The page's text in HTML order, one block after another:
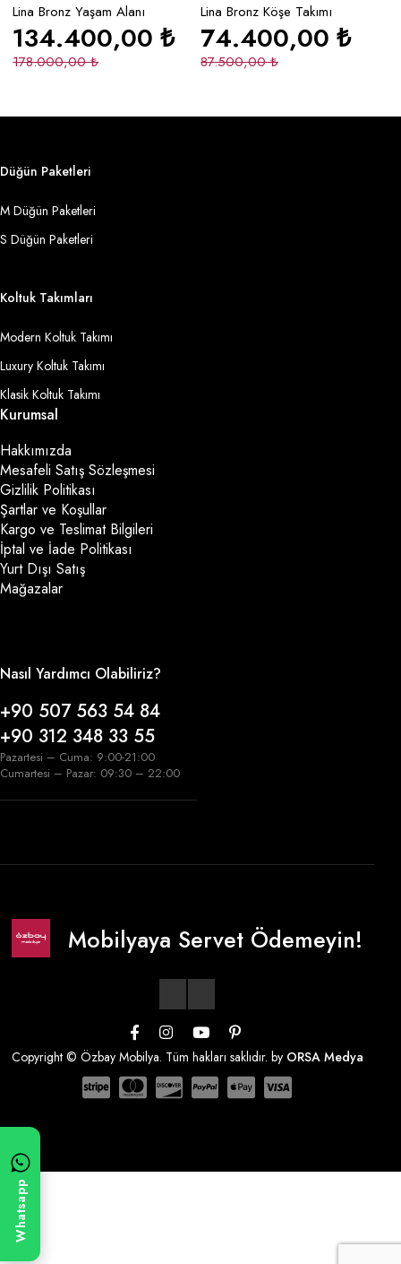
Lina Bronz Yaşam Alanı
178.000,00₺
134.400,00₺
Lina Bronz Köşe Takımı
87.500,00₺
74.400,00₺
Düğün Paketleri
M Düğün Paketleri
S Düğün Paketleri
Koltuk Takımları
Modern Koltuk Takımı
Luxury Koltuk Takımı
Klasik Koltuk Takımı
Kurumsal
Hakkımızda
Mesafeli Satış Sözleşmesi
Gizlilik Politikası
Şartlar ve Koşullar
Kargo ve Teslimat Bilgileri
İptal ve İade Politikası
Yurt Dışı Satış
Mağazalar
Nasıl Yardımcı Olabiliriz?
+90 507 563 54 84
+90 312 348 33 55
Pazartesi – Cuma: 9:00-21:00
Cumartesi – Pazar: 09:30 – 22:00
Mobilyaya Servet Ödemeyin!
Copyright © Özbay Mobilya. Tüm hakları saklıdır. by ORSA Medya
Whatsapp